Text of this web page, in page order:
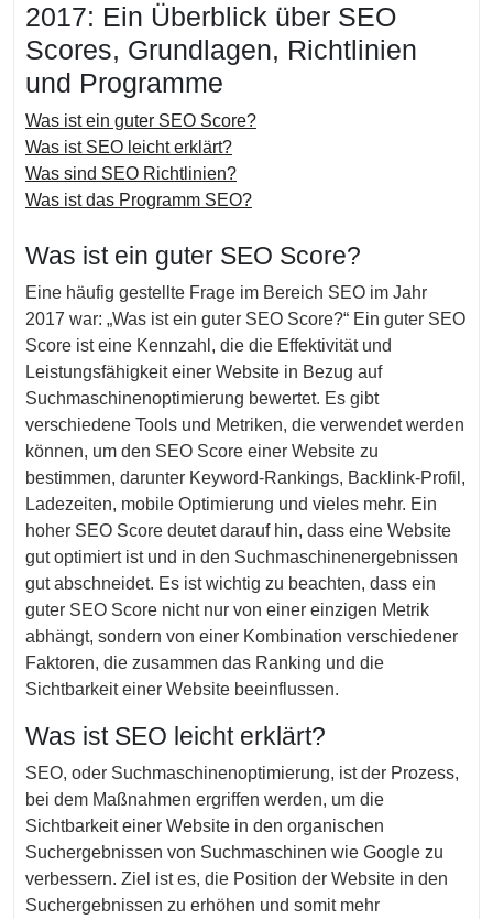
2017: Ein Überblick über SEO
Scores, Grundlagen, Richtlinien
und Programme
Was ist ein guter SEO Score?
Was ist SEO leicht erklärt?
Was sind SEO Richtlinien?
Was ist das Programm SEO?
Was ist ein guter SEO Score?
Eine häufig gestellte Frage im Bereich SEO im Jahr
2017 war: „Was ist ein guter SEO Score?“ Ein guter SEO
Score ist eine Kennzahl, die die Effektivität und
Leistungsfähigkeit einer Website in Bezug auf
Suchmaschinenoptimierung bewertet. Es gibt
verschiedene Tools und Metriken, die verwendet werden
können, um den SEO Score einer Website zu
bestimmen, darunter Keyword-Rankings, Backlink-Profil,
Ladezeiten, mobile Optimierung und vieles mehr. Ein
hoher SEO Score deutet darauf hin, dass eine Website
gut optimiert ist und in den Suchmaschinenergebnissen
gut abschneidet. Es ist wichtig zu beachten, dass ein
guter SEO Score nicht nur von einer einzigen Metrik
abhängt, sondern von einer Kombination verschiedener
Faktoren, die zusammen das Ranking und die
Sichtbarkeit einer Website beeinflussen.
Was ist SEO leicht erklärt?
SEO, oder Suchmaschinenoptimierung, ist der Prozess,
bei dem Maßnahmen ergriffen werden, um die
Sichtbarkeit einer Website in den organischen
Suchergebnissen von Suchmaschinen wie Google zu
verbessern. Ziel ist es, die Position der Website in den
Suchergebnissen zu erhöhen und somit mehr